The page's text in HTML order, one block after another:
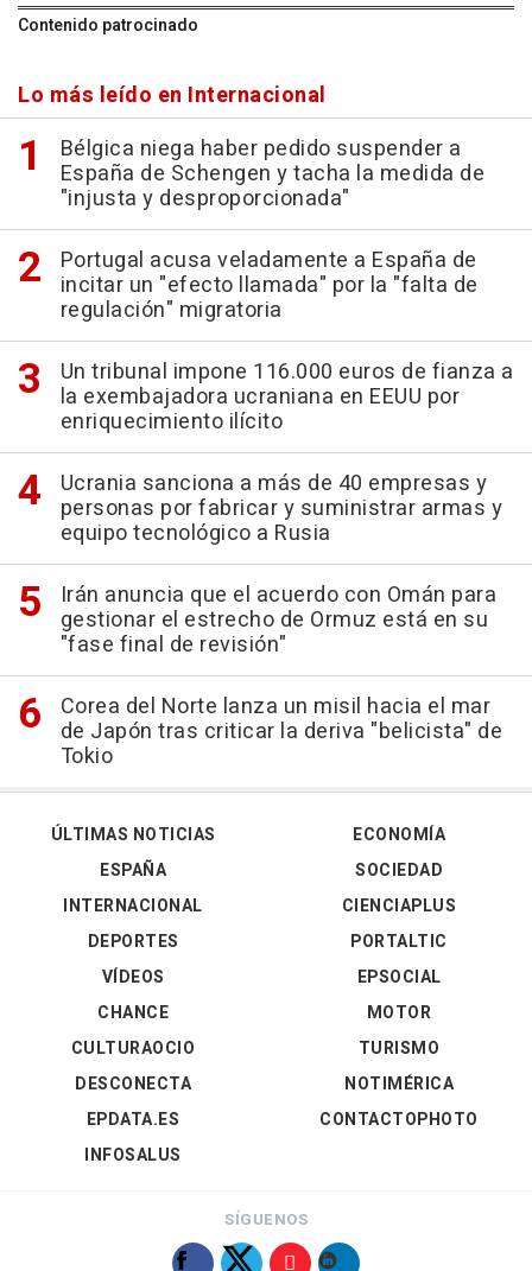
Contenido patrocinado
Lo más leído en Internacional
Bélgica niega haber pedido suspender a
España de Schengen y tacha la medida de
"injusta y desproporcionada"
Portugal acusa veladamente a España de
incitar un "efecto llamada" por la "falta de
regulación" migratoria
Un tribunal impone 116.000 euros de fianza a
la exembajadora ucraniana en EEUU por
enriquecimiento ilícito
Ucrania sanciona a más de 40 empresas y
personas por fabricar y suministrar armas y
equipo tecnológico a Rusia
Irán anuncia que el acuerdo con Omán para
gestionar el estrecho de Ormuz está en su
"fase final de revisión"
Corea del Norte lanza un misil hacia el mar
de Japón tras criticar la deriva "belicista" de
Tokio
ÚLTIMAS NOTICIAS
ESPAÑA
INTERNACIONAL
DEPORTES
VÍDEOS
ECONOMÍA
SOCIEDAD
CIENCIAPLUS
PORTALTIC
EPSOCIAL
CHANCE
CULTURAOCIO
DESCONECTA
EPDATA.ES
INFOSALUS
MOTOR
TURISMO
NOTIMÉRICA
CONTACTOPHOTO
SÍGUENOS